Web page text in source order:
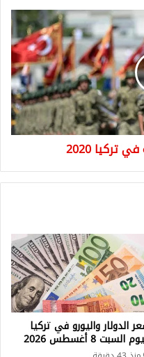
تركيا 2020
الدولار واليورو في تركيا
السبت 8 أغسطس 2026